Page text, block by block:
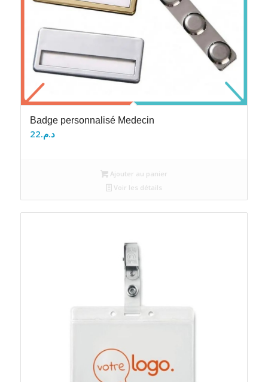
Badge personnalisé Medecin
د.م.22
Ajouter au panier
Voir les détails